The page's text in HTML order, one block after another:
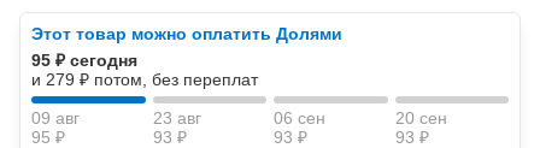
НЛП
Этот товар можно оплатить Долями
95 ₽ сегодня
и 279 ₽ потом, без переплат
09 авг
95 ₽
23 авг
93 ₽
06 сен
93 ₽
20 сен
93 ₽